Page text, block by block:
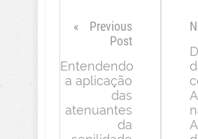
Previous
Post
Entendendo
a aplicação
das
atenuantes
da